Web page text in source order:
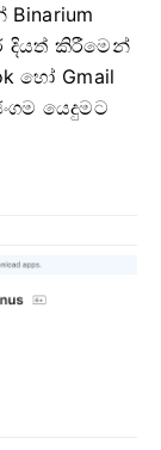
දියත් කිරීමෙන්
හෝ Gmail
යෙදුමට